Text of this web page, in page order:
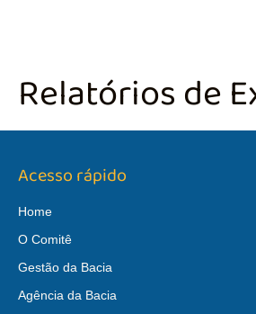
Relatórios de
Acesso rápido
Home
O Comitê
Gestão da Bacia
Agência da Bacia